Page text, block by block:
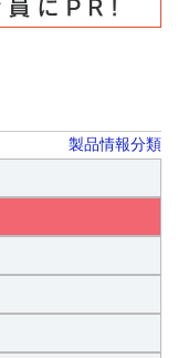
製品情報分類